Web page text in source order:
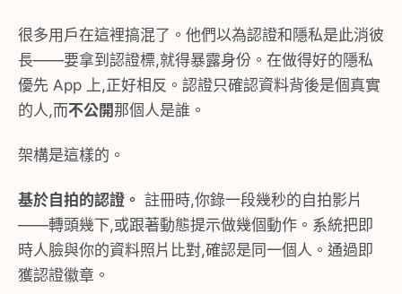
很多用戶在這裡搞混了。他們以為認證和隱私是此消彼
長——要拿到認證標,就得暴露身份。在做得好的隱私
優先 App 上,正好相反。認證只確認資料背後是個真實
的人,而不公開 那個人是誰。
架構是這樣的。
基於自拍的認證。 註冊時,你錄一段幾秒的自拍影片
——轉頭幾下,或跟著動態提示做幾個動作。系統把即
時人臉與你的資料照片比對,確認是同一個人。通過即
獲認證徽章。